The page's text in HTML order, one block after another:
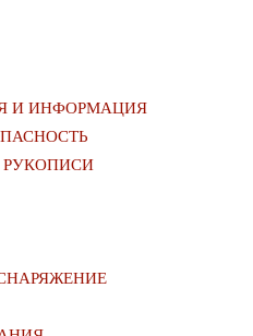
И ИНФОРМАЦИЯ